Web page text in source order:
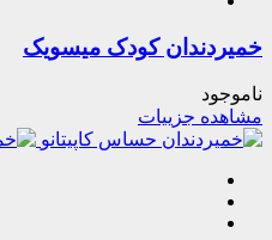
خمیردندان کودک میسویک
ناموجود
مشاهده جزییات